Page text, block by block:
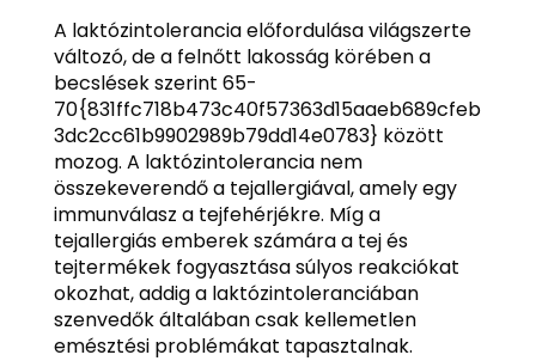
A laktózintolerancia előfordulása világszerte
változó, de a felnőtt lakosság körében a
becslések szerint 65-
70{831ffc718b473c40f57363d15aaeb689cfeb
3dc2cc61b9902989b79dd14e0783} között
mozog. A laktózintolerancia nem
összekeverendő a tejallergiával, amely egy
immunválasz a tejfehérjékre. Míg a
tejallergiás emberek számára a tej és
tejtermékek fogyasztása súlyos reakciókat
okozhat, addig a laktózintoleranciában
szenvedők általában csak kellemetlen
emésztési problémákat tapasztalnak.